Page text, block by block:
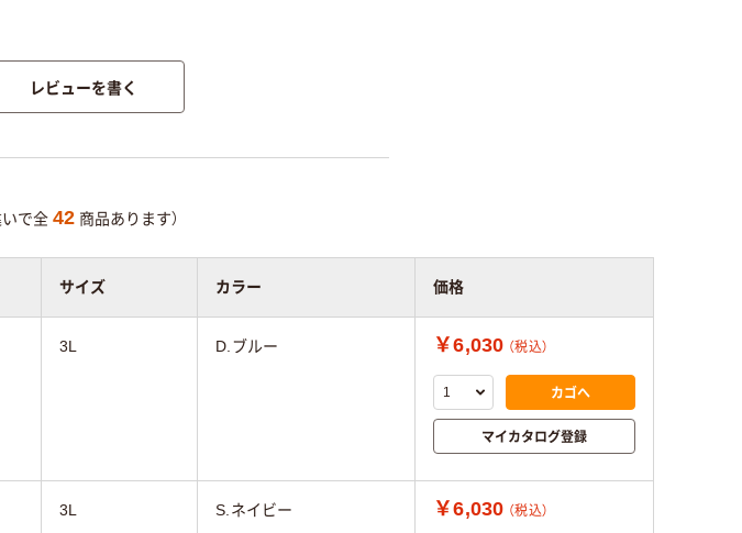
レビューを書く
いで全 42 商品あります）
サイズ カラー 価格
3L D.ブルー ￥6,030 （税込）
カゴへ
マイカタログ登録
3L S.ネイビー ￥6,030 （税込）